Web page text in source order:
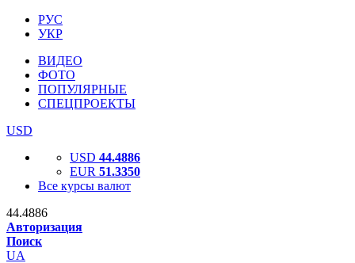
РУС
УКР
ВИДЕО
ФОТО
ПОПУЛЯРНЫЕ
СПЕЦПРОЕКТЫ
USD
USD 44.4886
EUR 51.3350
Все курсы валют
44.4886
Авторизация
Поиск
UA